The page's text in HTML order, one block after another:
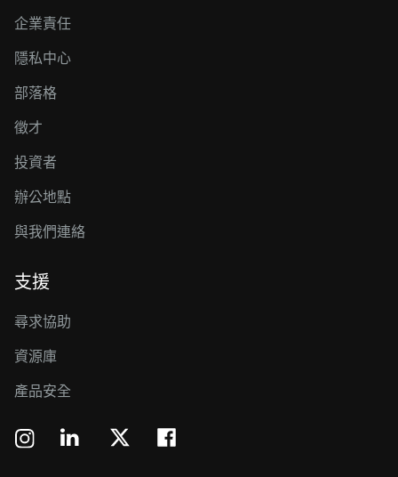
企業責任
隱私中心
部落格
徵才
投資者
辦公地點
與我們連絡
支援
尋求協助
資源庫
產品安全